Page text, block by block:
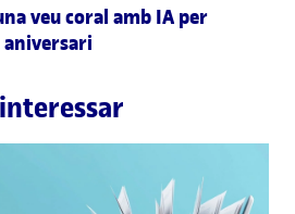
veu coral amb IA per
aniversari